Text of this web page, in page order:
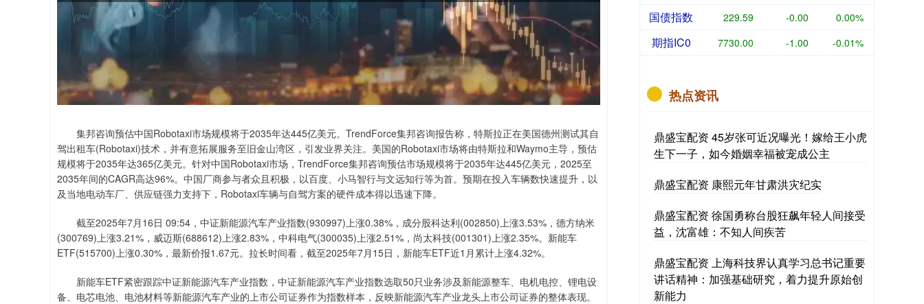
集邦咨询预估中国Robotaxi市场规模将于2035年达445亿美元。TrendForce集邦咨询报告称，特斯拉正在美国德州测试其自
驾出租车(Robotaxi)技术，并有意拓展服务至旧金山湾区，引发业界关注。美国的Robotaxi市场将由特斯拉和Waymo主导，预估
规模将于2035年达365亿美元。针对中国Robotaxi市场，TrendForce集邦咨询预估市场规模将于2035年达445亿美元，2025至
2035年间的CAGR高达96%。中国厂商参与者众且积极，以百度、小马智行与文远知行等为首。预期在投入车辆数快速提升，以
及当地电动车厂、供应链强力支持下，Robotaxi车辆与自驾方案的硬件成本得以迅速下降。
截至2025年7月16日 09:54，中证新能源汽车产业指数(930997)上涨0.38%，成分股科达利(002850)上涨3.53%，德方纳米
(300769)上涨3.21%，威迈斯(688612)上涨2.83%，中科电气(300035)上涨2.51%，尚太科技(001301)上涨2.35%。新能车
ETF(515700)上涨0.30%，最新价报1.67元。拉长时间看，截至2025年7月15日，新能车ETF近1月累计上涨4.32%。
新能车ETF紧密跟踪中证新能源汽车产业指数，中证新能源汽车产业指数选取50只业务涉及新能源整车、电机电控、锂电设
备、电芯电池、电池材料等新能源汽车产业的上市公司证券作为指数样本，反映新能源汽车产业龙头上市公司证券的整体表现。
国债指数 229.59 -0.00 0.00%
期指IC0 7730.00 -1.00 -0.01%
热点资讯
鼎盛宝配资 45岁张可近况曝光！嫁给王小虎
生下一子，如今婚姻幸福被宠成公主
鼎盛宝配资 康熙元年甘肃洪灾纪实
鼎盛宝配资 徐国勇称台股狂飙年轻人间接受
益，沈富雄：不知人间疾苦
鼎盛宝配资 上海科技界认真学习总书记重要
讲话精神：加强基础研究，着力提升原始创
新能力